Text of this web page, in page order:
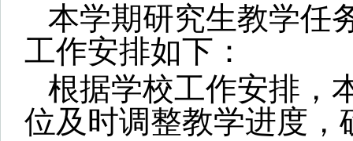
本学期研究生教学任
工作安排如下：
根据学校工作安排，
位及时调整教学进度